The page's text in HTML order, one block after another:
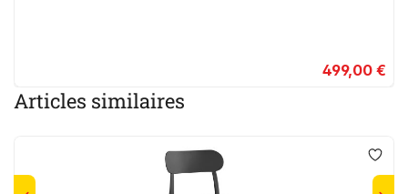
499,00 €
Articles similaires